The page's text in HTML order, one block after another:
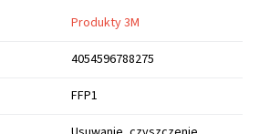
Produkty 3M
4054596788275
FFP1